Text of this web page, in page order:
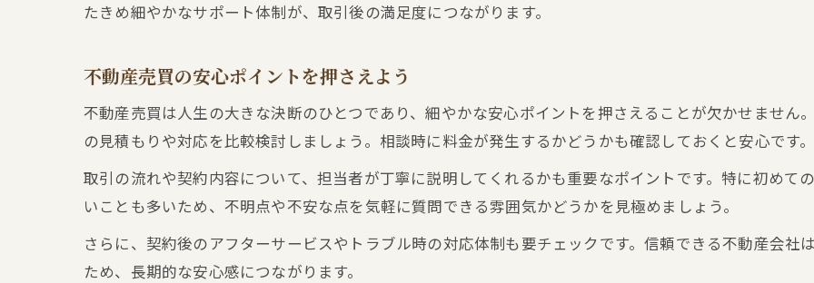
たきめ細やかなサポート体制が、取引後の満足度につながります。
不動産売買の安心ポイントを押さえよう
不動産売買は人生の大きな決断のひとつであり、細やかな安心ポイントを押さえることが欠かせません
の見積もりや対応を比較検討しましょう。相談時に料金が発生するかどうかも確認しておくと安心です
取引の流れや契約内容について、担当者が丁寧に説明してくれるかも重要なポイントです。特に初めて
いことも多いため、不明点や不安な点を気軽に質問できる雰囲気かどうかを見極めましょう。
さらに、契約後のアフターサービスやトラブル時の対応体制も要チェックです。信頼できる不動産会社
ため、長期的な安心感につながります。